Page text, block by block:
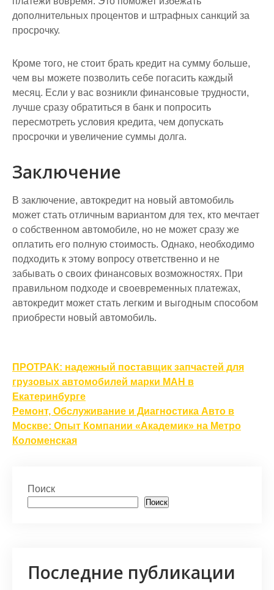
дополнительных процентов и штрафных санкций за
просрочку.
Кроме того, не стоит брать кредит на сумму больше,
чем вы можете позволить себе погасить каждый
месяц. Если у вас возникли финансовые трудности,
лучше сразу обратиться в банк и попросить
пересмотреть условия кредита, чем допускать
просрочки и увеличение суммы долга.
Заключение
В заключение, автокредит на новый автомобиль
может стать отличным вариантом для тех, кто мечтает
о собственном автомобиле, но не может сразу же
оплатить его полную стоимость. Однако, необходимо
подходить к этому вопросу ответственно и не
забывать о своих финансовых возможностях. При
правильном подходе и своевременных платежах,
автокредит может стать легким и выгодным способом
приобрести новый автомобиль.
Навигация
по
записям
ПРОТРАК: надежный поставщик запчастей для
грузовых автомобилей марки МАН в
Екатеринбурге
Ремонт, Обслуживание и Диагностика Авто в
Москве: Опыт Компании «Академик» на Метро
Коломенская
Поиск
Поиск
Последние публикации